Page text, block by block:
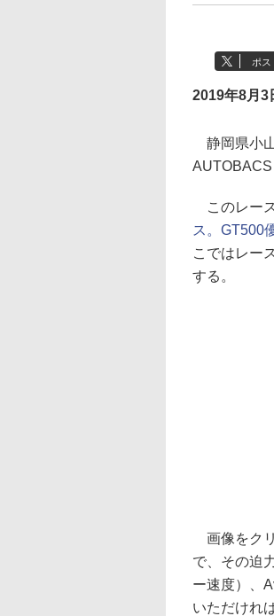
ポス
2019年8月3
静岡県小
AUTOBACS
このレー
ス。GT500
こではレー
する。
画像をク
で、その迫
ー速度）、
いただけれ